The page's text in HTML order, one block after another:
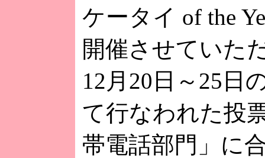
ケータイ of the
開催させていた
12月20日～25日
て行なわれた投
帯電話部門」に